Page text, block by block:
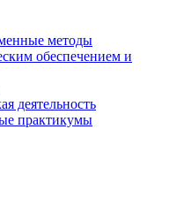
методы
обеспечением и
деятельность
практикумы